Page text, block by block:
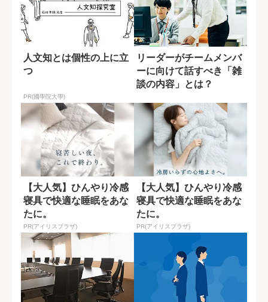
人文知とは個性の上に立
つ
PR(國學院大學)
リーダーがチームメンバ
ーに向けて話すべき「雑
談の内容」とは？
【大人気】ひんやり冷感
寝具で快適な睡眠をあな
たに。
PR(アイリスプラザ)
【大人気】ひんやり冷感
寝具で快適な睡眠をあな
たに。
PR(アイリスプラザ)